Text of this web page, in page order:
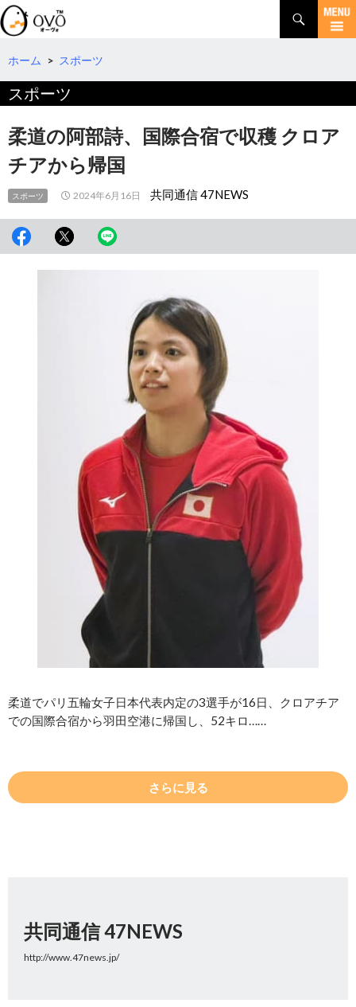
検
索
コ
テ
へ
動
ホーム > スポーツ
スポーツ
柔道の阿部詩、国際合宿で収穫 クロア
チアから帰国
スポーツ 2024年6月16日 共同通信 47NEWS
柔道でパリ五輪女子日本代表内定の3選手が16日、クロアチア
での国際合宿から羽田空港に帰国し、52キロ……
さらに見る
共同通信 47NEWS
http://www.47news.jp/